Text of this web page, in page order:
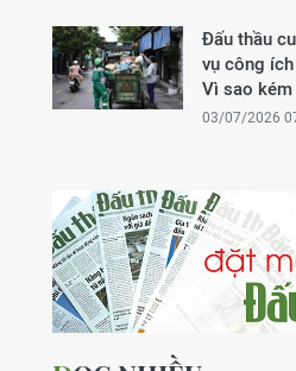
Đấu thầu
vụ công ích
Vì sao kém
03/07/2026